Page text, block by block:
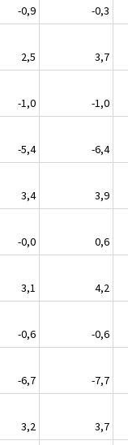
-0,9 -0,3
2,5 3,7
-1,0 -1,0
-5,4 -6,4
3,4 3,9
-0,0 0,6
3,1 4,2
-0,6 -0,6
-6,7 -7,7
3,2 3,7